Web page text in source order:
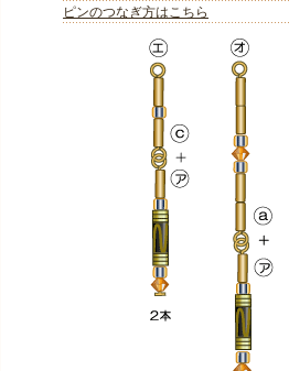
ピンのつなぎ方はこちら